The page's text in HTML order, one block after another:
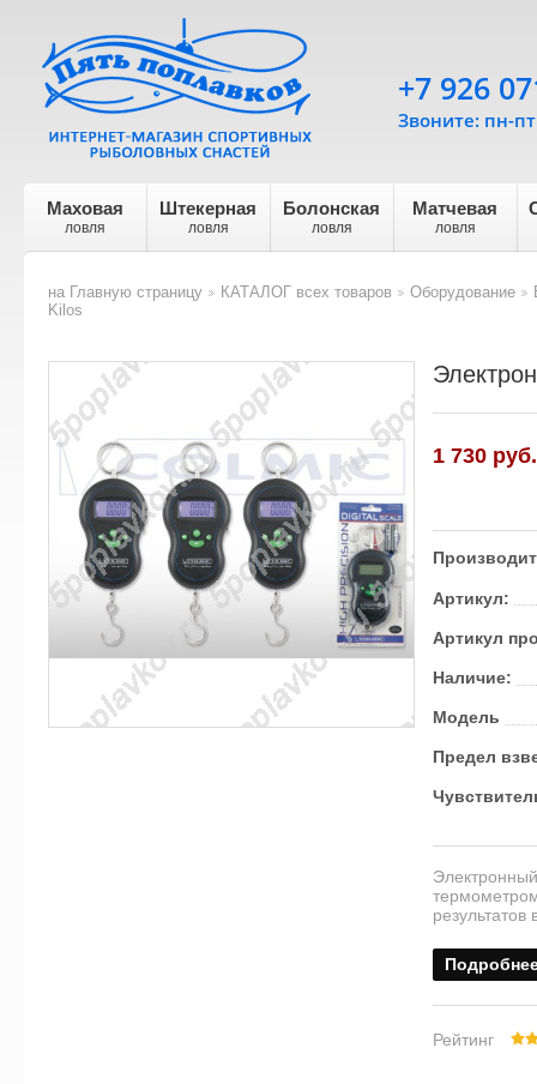
Маховая
ловля
Штекерная
ловля
Болонская
ловля
Матчевая
ловля
+7 926
Звоните: пн-
на Главную страницу
КАТАЛОГ всех товаров
Оборудование
Kilos
1 730 руб.
Артикул:
Артикул
Наличие:
Модель
Предел
Рейтинг